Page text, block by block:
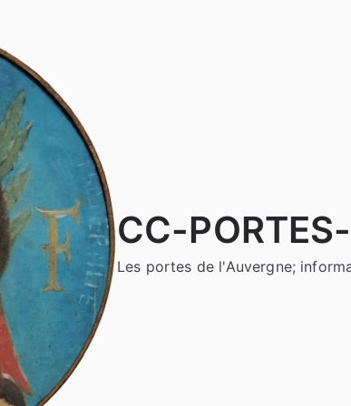
CC-
Les portes de l'Auvergne;